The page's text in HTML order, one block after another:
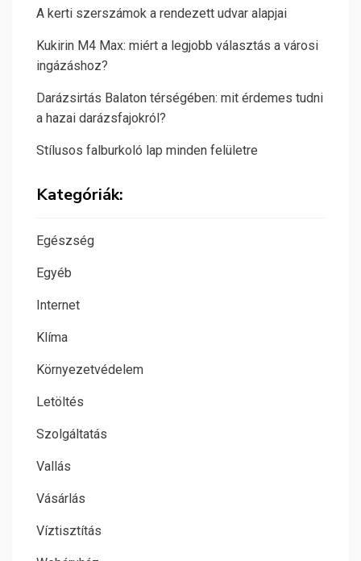
A kerti szerszámok a rendezett udvar alapjai
Kukirin M4 Max: miért a legjobb választás a városi
ingázáshoz?
Darázsirtás Balaton térségében: mit érdemes tudni
a hazai darázsfajokról?
Stílusos falburkoló lap minden felületre
Kategóriák:
Egészség
Egyéb
Internet
Klíma
Környezetvédelem
Letöltés
Szolgáltatás
Vallás
Vásárlás
Víztisztítás